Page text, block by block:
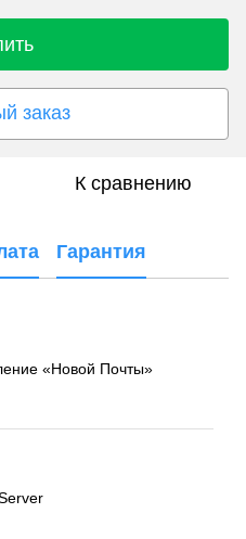
заказ
К сравнению
Гарантия
«Новой Почты»